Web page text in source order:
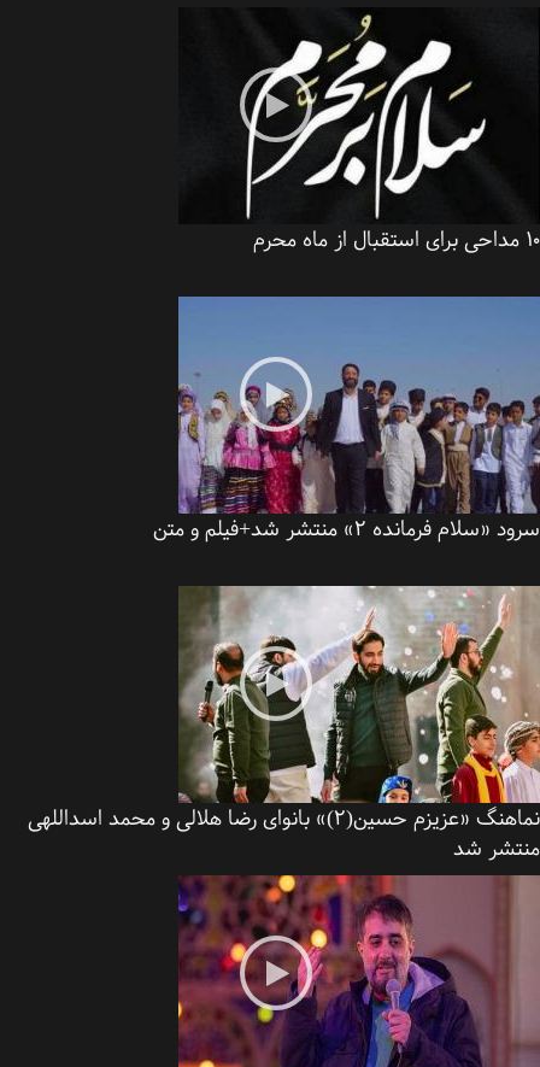
فرمانده ۲» منتشر شد+فیلم و متن
نماهنگ «عزیزم حسین(2)» بانوای رضا هلالی و محمد اسداللهی
شد